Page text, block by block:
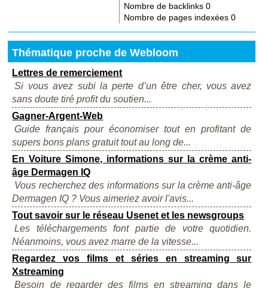
Nombre de backlinks0
Nombre de pages indexées0
Thématique proche de Webloom
Lettres de remerciement
Si vous avez subi la perte d’un être cher, vous avez
sans doute tiré profit du soutien...
Gagner-Argent-Web
Guide français pour économiser tout en profitant de
supers bons plans gratuit tout au long de...
En Voiture Simone, informations sur la crème anti-
âge Dermagen IQ
Vous recherchez des informations sur la crème anti-âge
Dermagen IQ ? Vous aimeriez avoir l'avis...
Tout savoir sur le réseau Usenet et les newsgroups
Les téléchargements font partie de votre quotidien.
Néanmoins, vous avez marre de la vitesse...
Regardez vos films et séries en streaming sur
Xstreaming
Besoin de regarder des films en streaming dans le